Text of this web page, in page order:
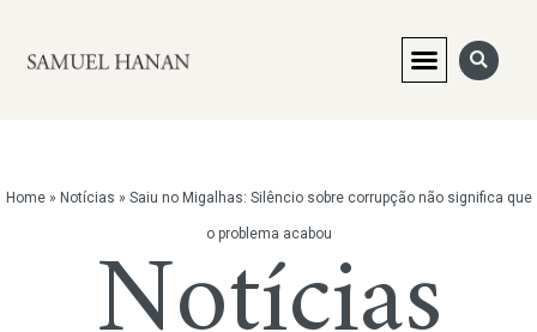
Home» Notícias » Saiu no Migalhas: Silêncio sobre corrupção não significa que
o problema acabou